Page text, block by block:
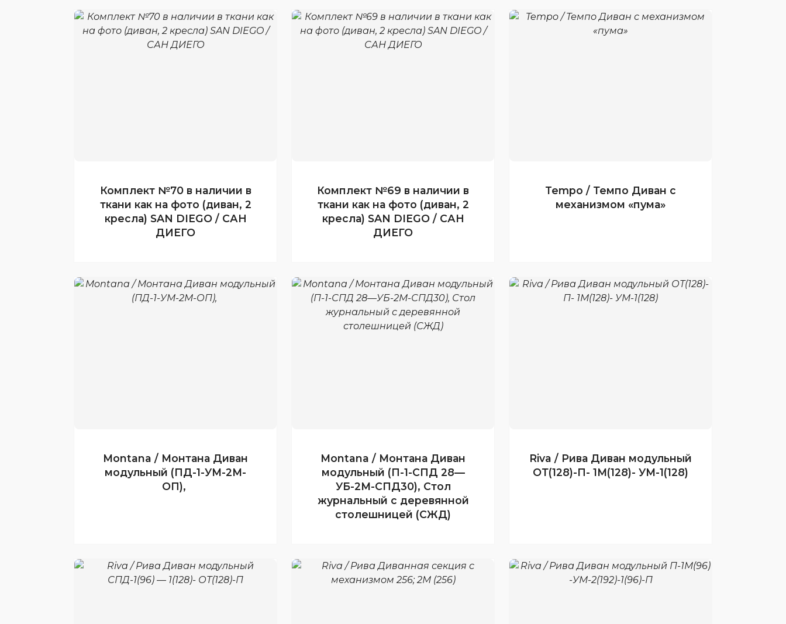
Комплект №70 в наличии в
ткани как на фото (диван, 2
кресла) SAN DIEGO / САН
ДИЕГО
Комплект №69 в наличии в
ткани как на фото (диван, 2
кресла) SAN DIEGO / САН
ДИЕГО
Tempo / Темпо Диван с
механизмом «пума»
Montana / Монтана Диван
модульный (ПД-1-УМ-2М-
ОП),
Montana / Монтана Диван
модульный (П-1-СПД 28—
УБ-2М-СПД30), Стол
журнальный с деревянной
столешницей (СЖД)
Riva / Рива Диван модульный
ОТ(128)-П- 1М(128)- УМ-1(128)